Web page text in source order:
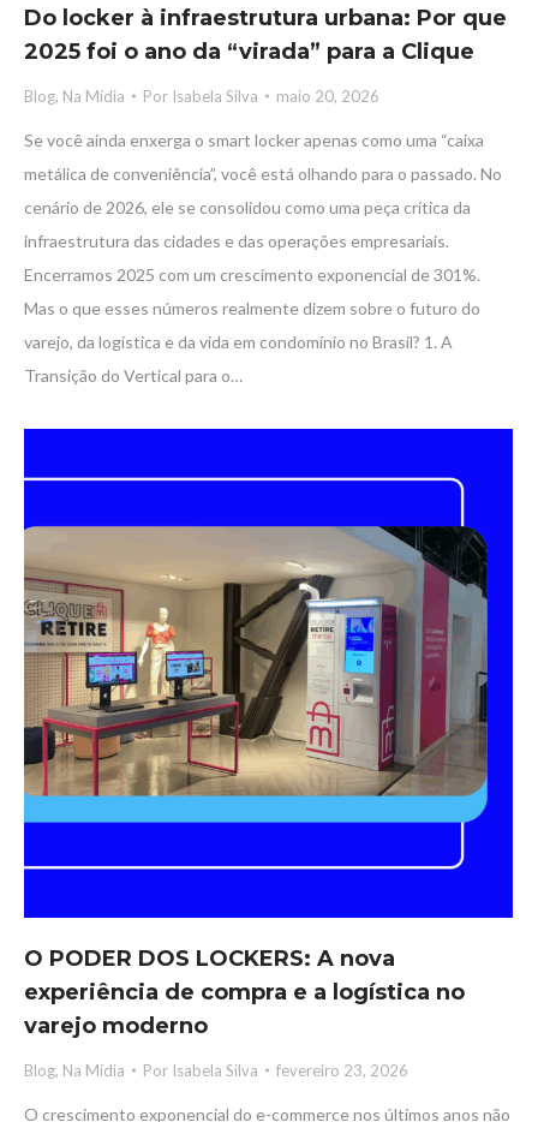
Do locker à infraestrutura urbana: Por que
2025 foi o ano da “virada” para a Clique
Blog, Na Mídia Por Isabela Silva maio 20, 2026
Se você ainda enxerga o smart locker apenas como uma “caixa
metálica de conveniência”, você está olhando para o passado. No
cenário de 2026, ele se consolidou como uma peça crítica da
infraestrutura das cidades e das operações empresariais.
Encerramos 2025 com um crescimento exponencial de 301%.
Mas o que esses números realmente dizem sobre o futuro do
varejo, da logística e da vida em condomínio no Brasil? 1. A
Transição do Vertical para o…
O PODER DOS LOCKERS: A nova
experiência de compra e a logística no
varejo moderno
Blog, Na Mídia Por Isabela Silva fevereiro 23, 2026
O crescimento exponencial do e-commerce nos últimos anos não